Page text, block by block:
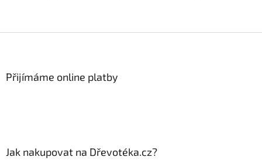
Přijímáme online platby
Jak nakupovat na Dřevotéka.cz?